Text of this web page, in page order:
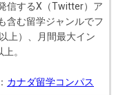
信するX（Twitter）ア
含む留学ジャンルでフ
上）、月間最大イン
。
カナダ留学コンパス